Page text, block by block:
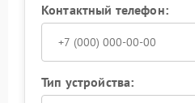
Контактный телефон:
Тип устройства: